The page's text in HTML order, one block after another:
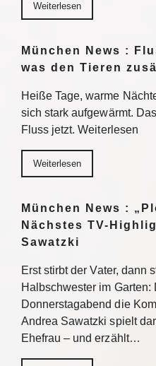
Weiterlesen
München News :
was den Tieren
Heiße Tage, warme
sich stark aufgewärmt.
Fluss jetzt. Weiterlesen
Weiterlesen
München News :
Nächstes TV-
Sawatzki
Erst stirbt der Vater, dann
Halbschwester im Garten:
Donnerstagabend die
Andrea Sawatzki spielt
Ehefrau – und erzählt…